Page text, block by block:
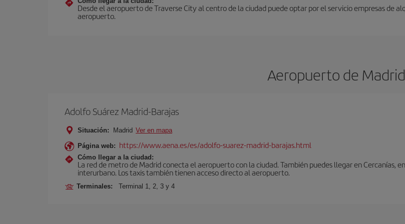
Desde el aeropuerto de Traverse City al centro de la ciudad puede optar por el servicio empresas de
aeropuerto.
Aeropuerto de Madrid
Adolfo Suárez Madrid-Barajas
Situación: Madrid Ver en mapa
Página web: https://www.aena.es/es/adolfo-suarez-madrid-barajas.html
Cómo llegar a la ciudad:
La red de metro de Madrid conecta el aeropuerto con la ciudad. También puedes llegar en Cercanías,
interurbano. Los taxis también tienen acceso directo al aeropuerto.
Terminales: Terminal 1, 2, 3 y 4